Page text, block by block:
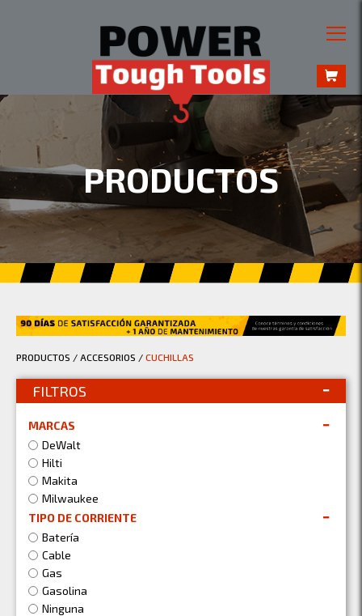
PRODUCTOS
PRODUCTOS / ACCESORIOS / CUCHILLAS
FILTROS
MARCAS
DeWalt
Hilti
Makita
Milwaukee
TIPO DE CORRIENTE
Batería
Cable
Gas
Gasolina
Ninguna